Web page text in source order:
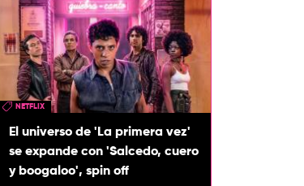
NETFLIX
El universo de 'La primera vez'
se expande con 'Salcedo, cuero
y boogaloo', spin off